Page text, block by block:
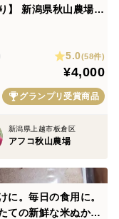
使用
ネが
ん。
た
】 新潟県秋山農場産
な愛情栽培。一粒一
で健康です。玄米食
め。
5.0(58件)
¥4,000
グランプリ受賞商品
新潟県上越市板倉区
アフコ秋山農場
に。毎日の食用に。
ての新鮮な米ぬか。